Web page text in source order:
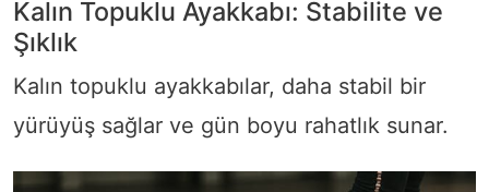
Kalın Topuklu Ayakkabı: Stabilite ve
Şıklık
Kalın topuklu ayakkabılar, daha stabil bir
yürüyüş sağlar ve gün boyu rahatlık sunar.